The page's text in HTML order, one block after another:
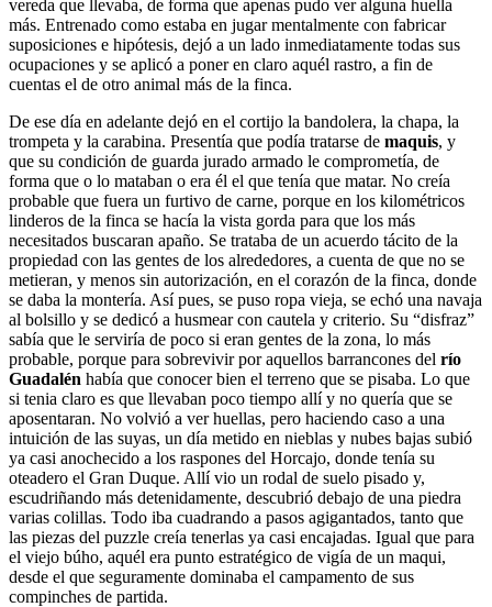
vereda que llevaba, de forma que apenas pudo ver alguna huella
más. Entrenado como estaba en jugar mentalmente con fabricar
suposiciones e hipótesis, dejó a un lado inmediatamente todas sus
ocupaciones y se aplicó a poner en claro aquél rastro, a fin de
cuentas el de otro animal más de la finca.
De ese día en adelante dejó en el cortijo la bandolera, la chapa, la
trompeta y la carabina. Presentía que podía tratarse de maquis, y
que su condición de guarda jurado armado le comprometía, de
forma que o lo mataban o era él el que tenía que matar. No creía
probable que fuera un furtivo de carne, porque en los kilométricos
linderos de la finca se hacía la vista gorda para que los más
necesitados buscaran apaño. Se trataba de un acuerdo tácito de la
propiedad con las gentes de los alrededores, a cuenta de que no se
metieran, y menos sin autorización, en el corazón de la finca, donde
se daba la montería. Así pues, se puso ropa vieja, se echó una navaja
al bolsillo y se dedicó a husmear con cautela y criterio. Su “disfraz”
sabía que le serviría de poco si eran gentes de la zona, lo más
probable, porque para sobrevivir por aquellos barrancones del río
Guadalén había que conocer bien el terreno que se pisaba. Lo que
si tenia claro es que llevaban poco tiempo allí y no quería que se
aposentaran. No volvió a ver huellas, pero haciendo caso a una
intuición de las suyas, un día metido en nieblas y nubes bajas subió
ya casi anochecido a los raspones del Horcajo, donde tenía su
oteadero el Gran Duque. Allí vio un rodal de suelo pisado y,
escudriñando más detenidamente, descubrió debajo de una piedra
varias colillas. Todo iba cuadrando a pasos agigantados, tanto que
las piezas del puzzle creía tenerlas ya casi encajadas. Igual que para
el viejo búho, aquél era punto estratégico de vigía de un maqui,
desde el que seguramente dominaba el campamento de sus
compinches de partida.